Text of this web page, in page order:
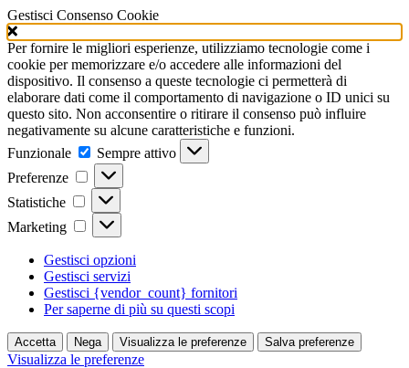
Gestisci Consenso Cookie
Per fornire le migliori esperienze, utilizziamo tecnologie come i
cookie per memorizzare e/o accedere alle informazioni del
dispositivo. Il consenso a queste tecnologie ci permetterà di
elaborare dati come il comportamento di navigazione o ID unici su
questo sito. Non acconsentire o ritirare il consenso può influire
negativamente su alcune caratteristiche e funzioni.
Funzionale
Funzionale
Sempre attivo
Preferenze
Preferenze
Statistiche Statistiche
Marketing Marketing
Gestisci opzioni
Gestisci servizi
Gestisci {vendor_count} fornitori
Per saperne di più su questi scopi
Accetta Nega Visualizza le preferenze Salva preferenze
Visualizza le preferenze